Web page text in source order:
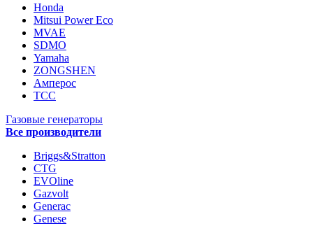
Honda
Mitsui Power Eco
MVAE
SDMO
Yamaha
ZONGSHEN
Амперос
ТСС
Газовые генераторы
Все производители
Briggs&Stratton
CTG
EVOline
Gazvolt
Generac
Genese